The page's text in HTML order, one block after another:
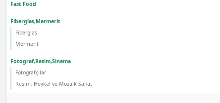
Fast Food
Fiberglas,Mermerit
Fiberglas
Mermerit
Fotograf,Resim,Sinema
Fotografçılar
Resim, Heykel ve Mozaik Sanat